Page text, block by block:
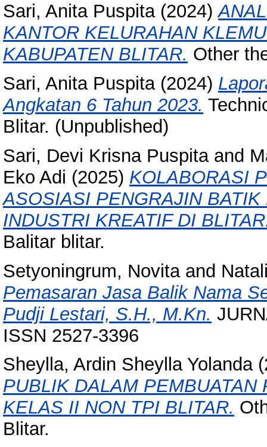
Sari, Anita Puspita(2024)
KANTOR KELURAHAN
KABUPATEN BLITAR. Other
Sari, Anita Puspita(2024)
Angkatan 6 Tahun 2023.
Blitar. (Unpublished)
Sari, Devi Krisna Puspitaand
Eko Adi (2025) KOLABORASI
ASOSIASI PENGRAJIN
INDUSTRI KREATIF DI
Balitar blitar.
Setyoningrum, Novitaand
Pemasaran Jasa Balik Nama
Pudji Lestari, S.H., M.Kn.
ISSN 2527-3396
Sheylla, Ardin Sheylla Yolanda
PUBLIK DALAM
KELAS II NON TPI BLITAR.
Blitar.